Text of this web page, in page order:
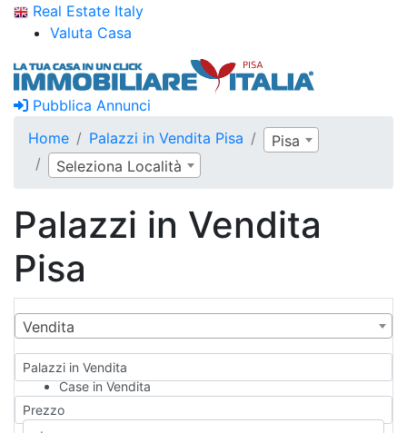
Real Estate Italy
Valuta Casa
Pubblica Annunci
Home
Palazzi in Vendita Pisa
Pisa
Seleziona Località
Palazzi in Vendita
Pisa
Vendita
Palazzi in Vendita
Case in Vendita
Qualsiasi
Appartamento
Prezzo